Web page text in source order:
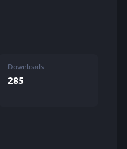
Downloads
285